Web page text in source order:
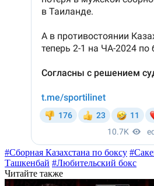
#Сборная Казахстана по боксу
Ташкенбай #Любительский бокс
Читайте также